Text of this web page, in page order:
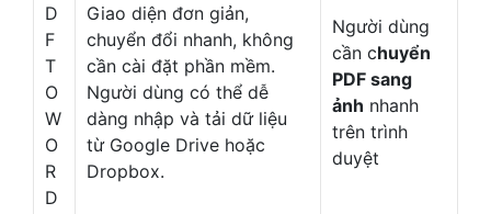
D
F
T
O
W
O
R
D
Giao diện đơn giản,
chuyển đổi nhanh, không
cần cài đặt phần mềm.
Người dùng có thể dễ
dàng nhập và tải dữ liệu
từ Google Drive hoặc
Dropbox.
Người dùng
cần chuyển
PDF sang
ảnh nhanh
trên trình
duyệt